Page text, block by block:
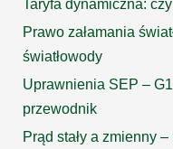
Taryfa dynamiczna:
Prawo załamania
światłowody
Uprawnienia SEP –
przewodnik
Prąd stały a zmienny